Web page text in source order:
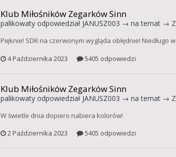
Klub Miłośników Zegarków Sinn
palikowatyodpowiedział JANUSZ003 → na temat →
Pięknie! SDR na czerwonym wygląda obłędnie!
4 Października 2023
5405 odpowiedzi
Klub Miłośników Zegarków Sinn
palikowatyodpowiedział JANUSZ003 → na temat →
W świetle dnia dopiero nabiera kolorów!
2 Października 2023
5405 odpowiedzi